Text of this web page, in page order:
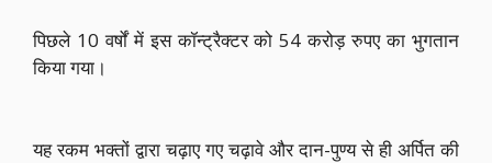
पिछले 10 वर्षों में इस कॉन्ट्रैक्टर को 54 करोड़ रुपए का भुगतान
किया गया।
यह रकम भक्तों द्वारा चढ़ाए गए चढ़ावे और दान-पुण्य से ही अर्पित की